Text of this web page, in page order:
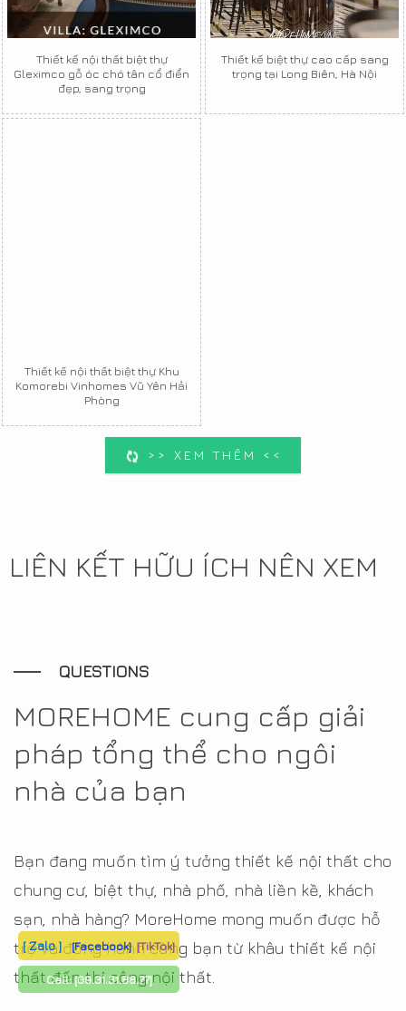
Thiết kế nội thất biệt thự
Gleximco gỗ óc chó tân cổ điển
đẹp, sang trọng
Thiết kế biệt thự cao cấp sang
trọng tại Long Biên, Hà Nội
Thiết kế nội thất biệt thự Khu
Komorebi Vinhomes Vũ Yên Hải
Phòng
>> XEM THÊM <<
LIÊN KẾT HỮU ÍCH NÊN XEM
QUESTIONS
MOREHOME cung cấp giải
pháp tổng thể cho ngôi
nhà của bạn
Bạn đang muốn tìm ý tưởng thiết kế nội thất cho
chung cư, biệt thự, nhà phố, nhà liền kề, khách
sạn, nhà hàng? MoreHome mong muốn được hỗ
trợ và đồng hành cùng bạn từ khâu thiết kế nội
thất đến thi công nội thất.
[ Zalo ] [Facebook] [TikTok]
Call:[09.31.31.88.77]